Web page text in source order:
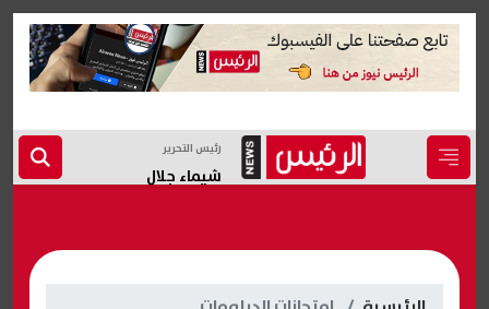
رئيس التحرير
شيماء جلال